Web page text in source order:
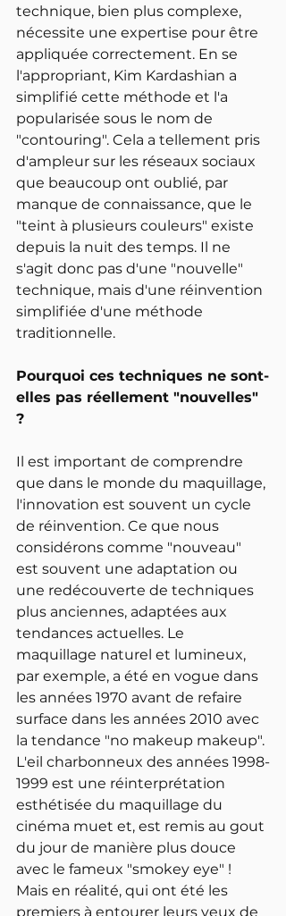
technique, bien plus complexe,
nécessite une expertise pour être
appliquée correctement. En se
l'appropriant, Kim Kardashian a
simplifié cette méthode et l'a
popularisée sous le nom de
"contouring". Cela a tellement pris
d'ampleur sur les réseaux sociaux
que beaucoup ont oublié, par
manque de connaissance, que le
"teint à plusieurs couleurs" existe
depuis la nuit des temps. Il ne
s'agit donc pas d'une "nouvelle"
technique, mais d'une réinvention
simplifiée d'une méthode
traditionnelle.
Pourquoi ces techniques ne sont-
elles pas réellement "nouvelles"
?
Il est important de comprendre
que dans le monde du maquillage,
l'innovation est souvent un cycle
de réinvention. Ce que nous
considérons comme "nouveau"
est souvent une adaptation ou
une redécouverte de techniques
plus anciennes, adaptées aux
tendances actuelles. Le
maquillage naturel et lumineux,
par exemple, a été en vogue dans
les années 1970 avant de refaire
surface dans les années 2010 avec
la tendance "no makeup makeup".
L'eil charbonneux des années 1998-
1999 est une réinterprétation
esthétisée du maquillage du
cinéma muet et, est remis au gout
du jour de manière plus douce
avec le fameux "smokey eye" !
Mais en réalité, qui ont été les
premiers à entourer leurs yeux de